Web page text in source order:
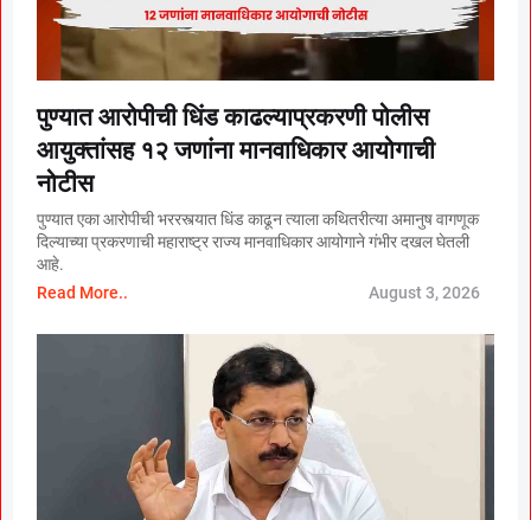
पुण्यात आरोपीची धिंड काढल्याप्रकरणी पोलीस
आयुक्तांसह १२ जणांना मानवाधिकार आयोगाची
नोटीस
पुण्यात एका आरोपीची भररस्त्यात धिंड काढून त्याला कथितरीत्या अमानुष वागणूक
दिल्याच्या प्रकरणाची महाराष्ट्र राज्य मानवाधिकार आयोगाने गंभीर दखल घेतली
आहे.
Read More..
August 3, 2026